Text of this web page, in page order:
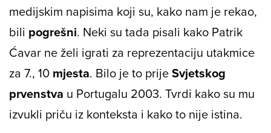
medijskim napisima koji su, kako nam je rekao,
bili pogrešni. Neki su tada pisali kako Patrik
Ćavar ne želi igrati za reprezentaciju utakmice
za 7., 10 mjesta. Bilo je to prijeSvjetskog
prvenstva u Portugalu 2003. Tvrdi kako su mu
izvukli priču iz konteksta i kako to nije istina.